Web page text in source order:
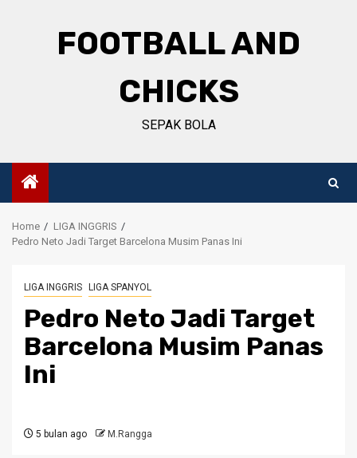
FOOTBALL AND
CHICKS
SEPAK BOLA
Home
LIGA INGGRIS
Pedro Neto Jadi Target Barcelona Musim Panas Ini
LIGA INGGRIS LIGA SPANYOL
Pedro Neto Jadi Target
Barcelona Musim Panas
Ini
5 bulan ago M.Rangga